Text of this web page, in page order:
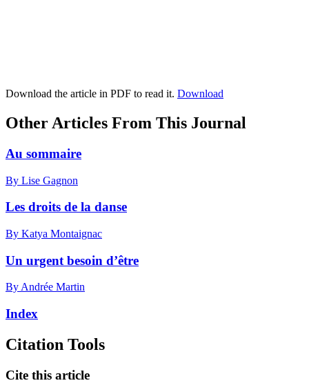
Download the article in PDF to read it. Download
Other Articles From This Journal
Au sommaire
By Lise Gagnon
Les droits de la danse
By Katya Montaignac
Un urgent besoin d’être
By Andrée Martin
Index
Citation Tools
Cite this article